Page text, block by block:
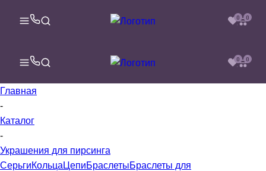
0 0
0 0
Главная
-
Каталог
-
Украшения для пирсинга
СерьгиКольца ЦепиБраслетыБраслеты для